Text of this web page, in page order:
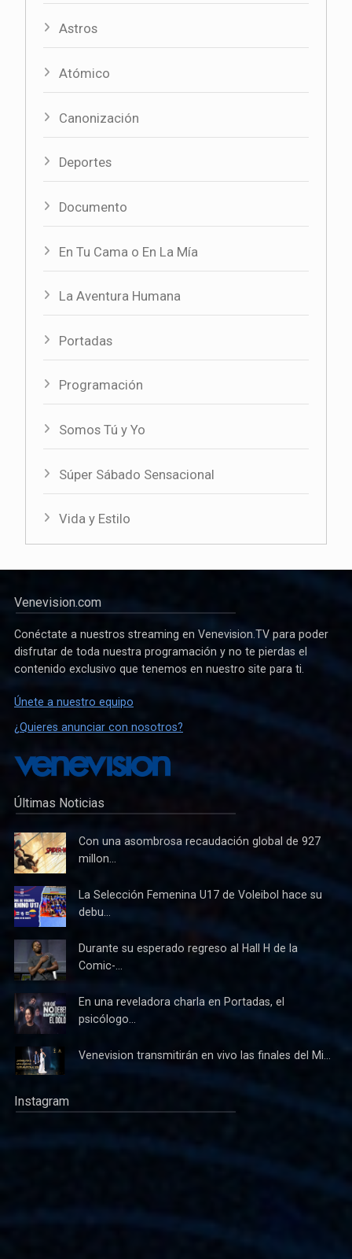
Astros
Atómico
Canonización
Deportes
Documento
En Tu Cama o En La Mía
La Aventura Humana
Portadas
Programación
Somos Tú y Yo
Súper Sábado Sensacional
Vida y Estilo
Venevision.com
Conéctate a nuestros streaming en Venevision.TV para poder
disfrutar de toda nuestra programación y no te pierdas el
contenido exclusivo que tenemos en nuestro site para ti.
Únete a nuestro equipo
¿Quieres anunciar con nosotros?
Últimas Noticias
Con una asombrosa recaudación global de 927
millon...
La Selección Femenina U17 de Voleibol hace su
debu...
Durante su esperado regreso al Hall H de la
Comic-...
En una reveladora charla en Portadas, el
psicólogo...
Venevision transmitirán en vivo las finales del Mi...
Instagram